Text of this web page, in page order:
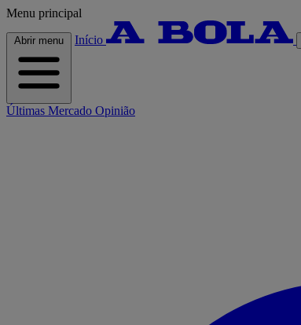
Menu principal
Abrir menu Início
Últimas Mercado Opinião